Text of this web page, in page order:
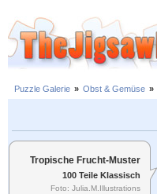
Puzzle Galerie » Obst & Gemüse »
Tropische Frucht-Muster
100 Teile Klassisch
Foto: Julia.M.Illustrations